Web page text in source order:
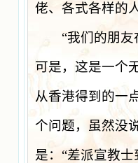
佬、各式各样的
“我们的朋
可是，这是一个
从香港得到的一
个问题，虽然没
是： “差派宣教